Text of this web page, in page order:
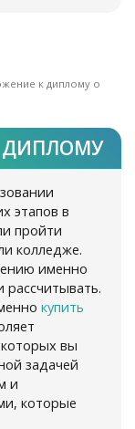
к диплому о
ДИПЛОМУ
этапов в
пройти
колледже.
именно
рассчитывать.
купить
вы
задачей
и
которые